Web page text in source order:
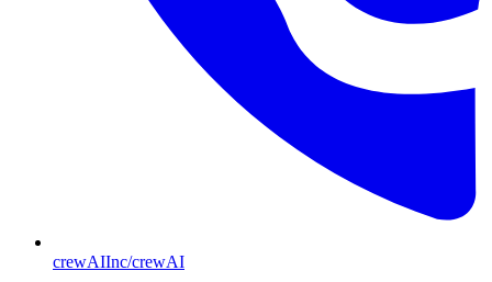
crewAIInc/crewAI